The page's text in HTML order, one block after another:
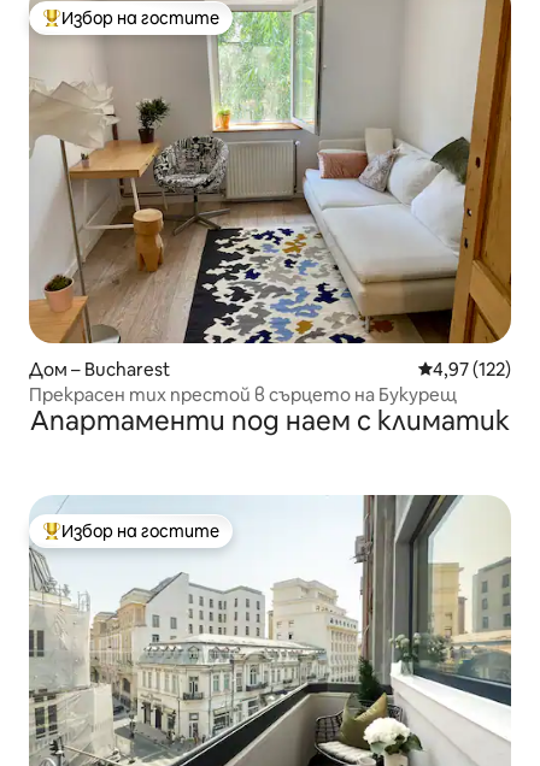
Най-популярен избор на гостите
Избор на гостите
Дом – Bucharest Средна
4,97 (122)
Прекрасен тих престой в сърцето на Букурещ
Апартаменти под наем с климатик
Най-популярен избор на гостите
Избор на гостите